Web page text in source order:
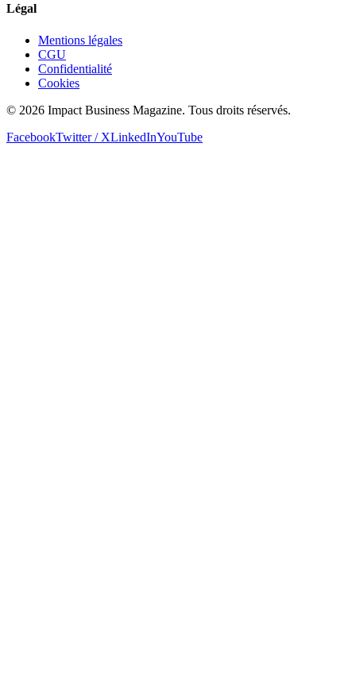
Légal
Mentions légales
CGU
Confidentialité
Cookies
© 2026 Impact Business Magazine. Tous droits réservés.
FacebookTwitter / XLinkedInYouTube